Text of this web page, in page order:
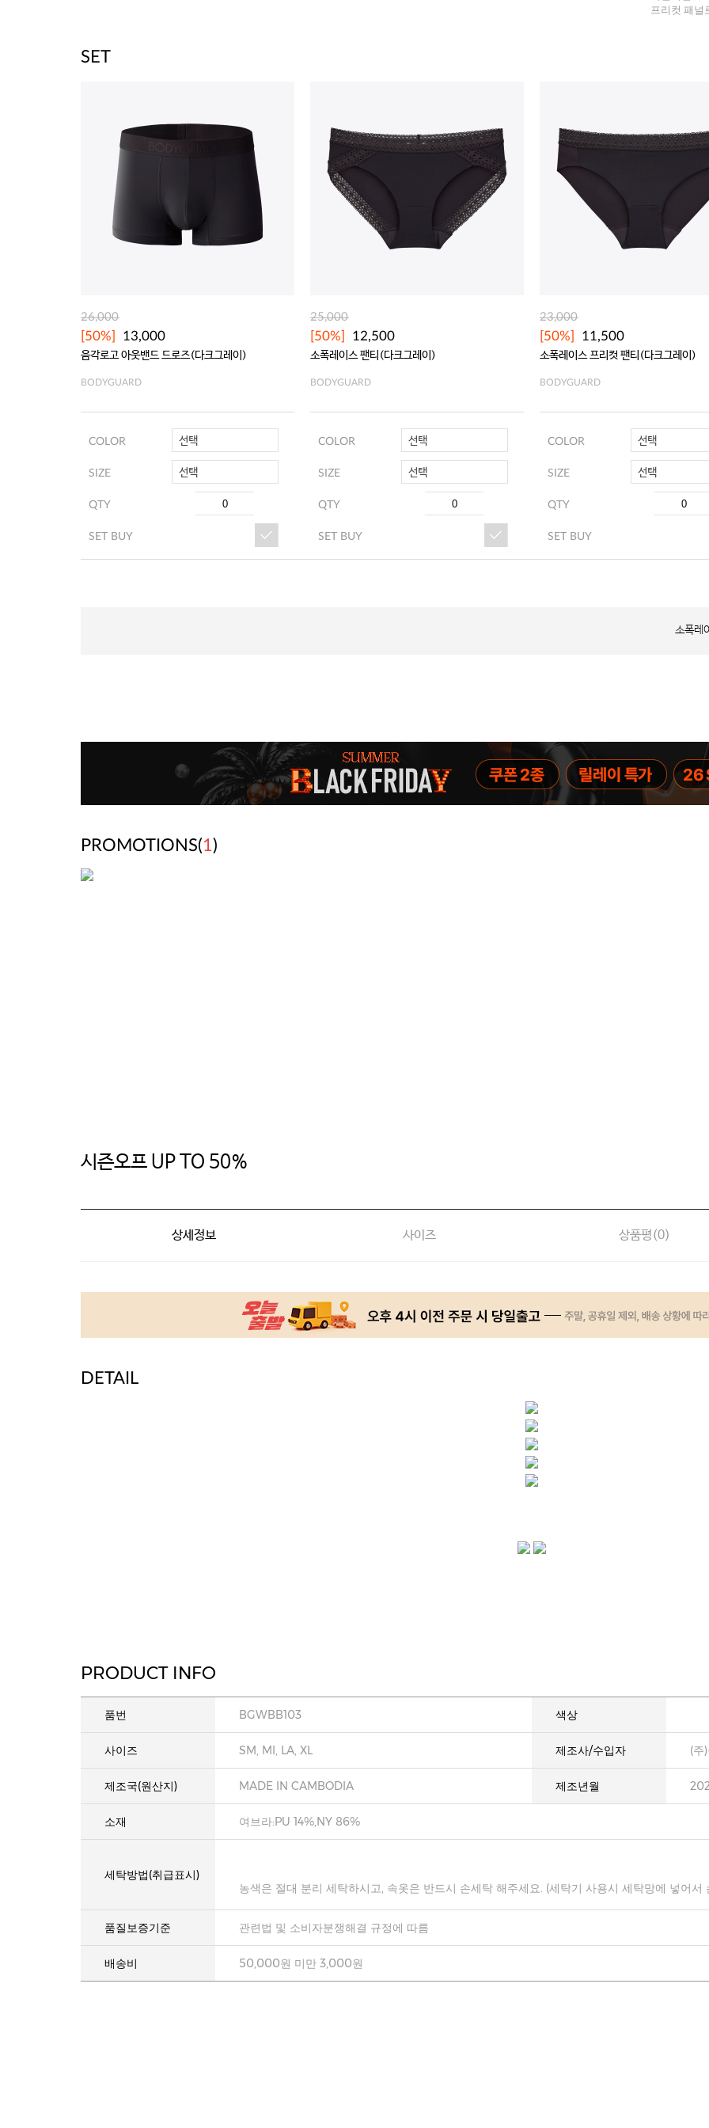
프리컷 패널
SET
26,000
[50%] 13,000
음각로고 아웃밴드 드로즈(다크그레이)
BODYGUARD
COLOR 선택
SIZE 선택
QTY
SET BUY
25,000
[50%] 12,500
소폭레이스 팬티(다크그레이)
BODYGUARD
COLOR 선택
SIZE 선택
QTY
SET BUY
23,000
[50%] 11,500
소폭레이스 프리컷 팬티(다크그레이)
BODYGUARD
COLOR 선택
SIZE 선택
QTY
SET BUY
소폭레
PROMOTIONS(1)
시즌오프 UP TO 50%
상세정보 사이즈 상품평(0)
DETAIL
PRODUCT INFO
품번 BGWBB103 색상
사이즈 SM, MI, LA, XL 제조사/수입자 (주
제조국(원산지) MADE IN CAMBODIA 제조년월
소재 여브라:PU 14%,NY 86%
세탁방법(취급표시)
농색은 절대 분리 세탁하시고, 속옷은 반드시 손세탁 해주세요. (세탁기 사용시 세탁망에 넣어서
품질보증기준 관련법 및 소비자분쟁해결 규정에 따름
배송비 50,000원 미만 3,000원